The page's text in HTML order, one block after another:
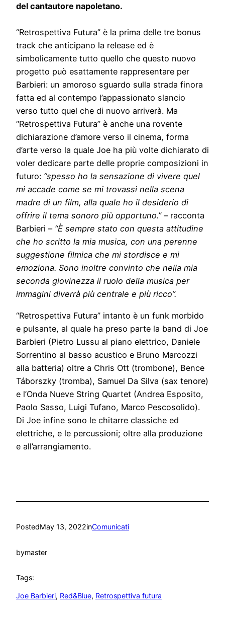
del cantautore napoletano.
“Retrospettiva Futura” è la prima delle tre bonus
track che anticipano la release ed è
simbolicamente tutto quello che questo nuovo
progetto può esattamente rappresentare per
Barbieri: un amoroso sguardo sulla strada finora
fatta ed al contempo l’appassionato slancio
verso tutto quel che di nuovo arriverà. Ma
“Retrospettiva Futura” è anche una rovente
dichiarazione d’amore verso il cinema, forma
d’arte verso la quale Joe ha più volte dichiarato di
voler dedicare parte delle proprie composizioni in
futuro: “spesso ho la sensazione di vivere quel
mi accade come se mi trovassi nella scena
madre di un film, alla quale ho il desiderio di
offrire il tema sonoro più opportuno.”– racconta
Barbieri – “È sempre stato con questa attitudine
che ho scritto la mia musica, con una perenne
suggestione filmica che mi stordisce e mi
emoziona. Sono inoltre convinto che nella mia
seconda giovinezza il ruolo della musica per
immagini diverrà più centrale e più ricco”.
“Retrospettiva Futura” intanto è un funk morbido
e pulsante, al quale ha preso parte la band di Joe
Barbieri (Pietro Lussu al piano elettrico, Daniele
Sorrentino al basso acustico e Bruno Marcozzi
alla batteria) oltre a Chris Ott (trombone), Bence
Táborszky (tromba), Samuel Da Silva (sax tenore)
e l’Onda Nueve String Quartet (Andrea Esposito,
Paolo Sasso, Luigi Tufano, Marco Pescosolido).
Di Joe infine sono le chitarre classiche ed
elettriche, e le percussioni; oltre alla produzione
e all’arrangiamento.
PostedMay 13, 2022inComunicati
bymaster
Tags:
Joe Barbieri, Red&Blue, Retrospettiva futura